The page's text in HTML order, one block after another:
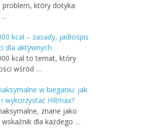
problem, który dotyka
…
kcal – zasady, jadłospis
dla aktywnych
kcal to temat, który
wśród …
w bieganiu: jak
wykorzystać HRmax?
znane jako
dla każdego …